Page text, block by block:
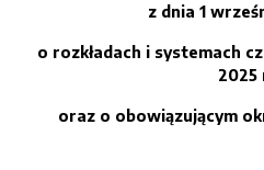
z dnia 1 wrześ
o rozkładach i systemach
2025
oraz o obowiązującym